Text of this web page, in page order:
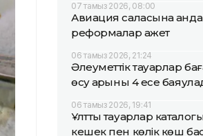
07 тамыз 2026, 08:00
Авиация саласына
реформалар қажет
06 тамыз 2026, 21:24
Әлеуметтік тауарлар
өсу қарқыны 4 есе
06 тамыз 2026, 19:41
Ұлттық тауарлар
кешек пен көлік көш